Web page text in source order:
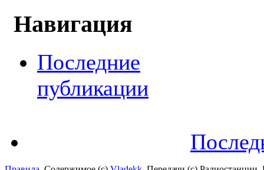
Навигация
Последние
публикации